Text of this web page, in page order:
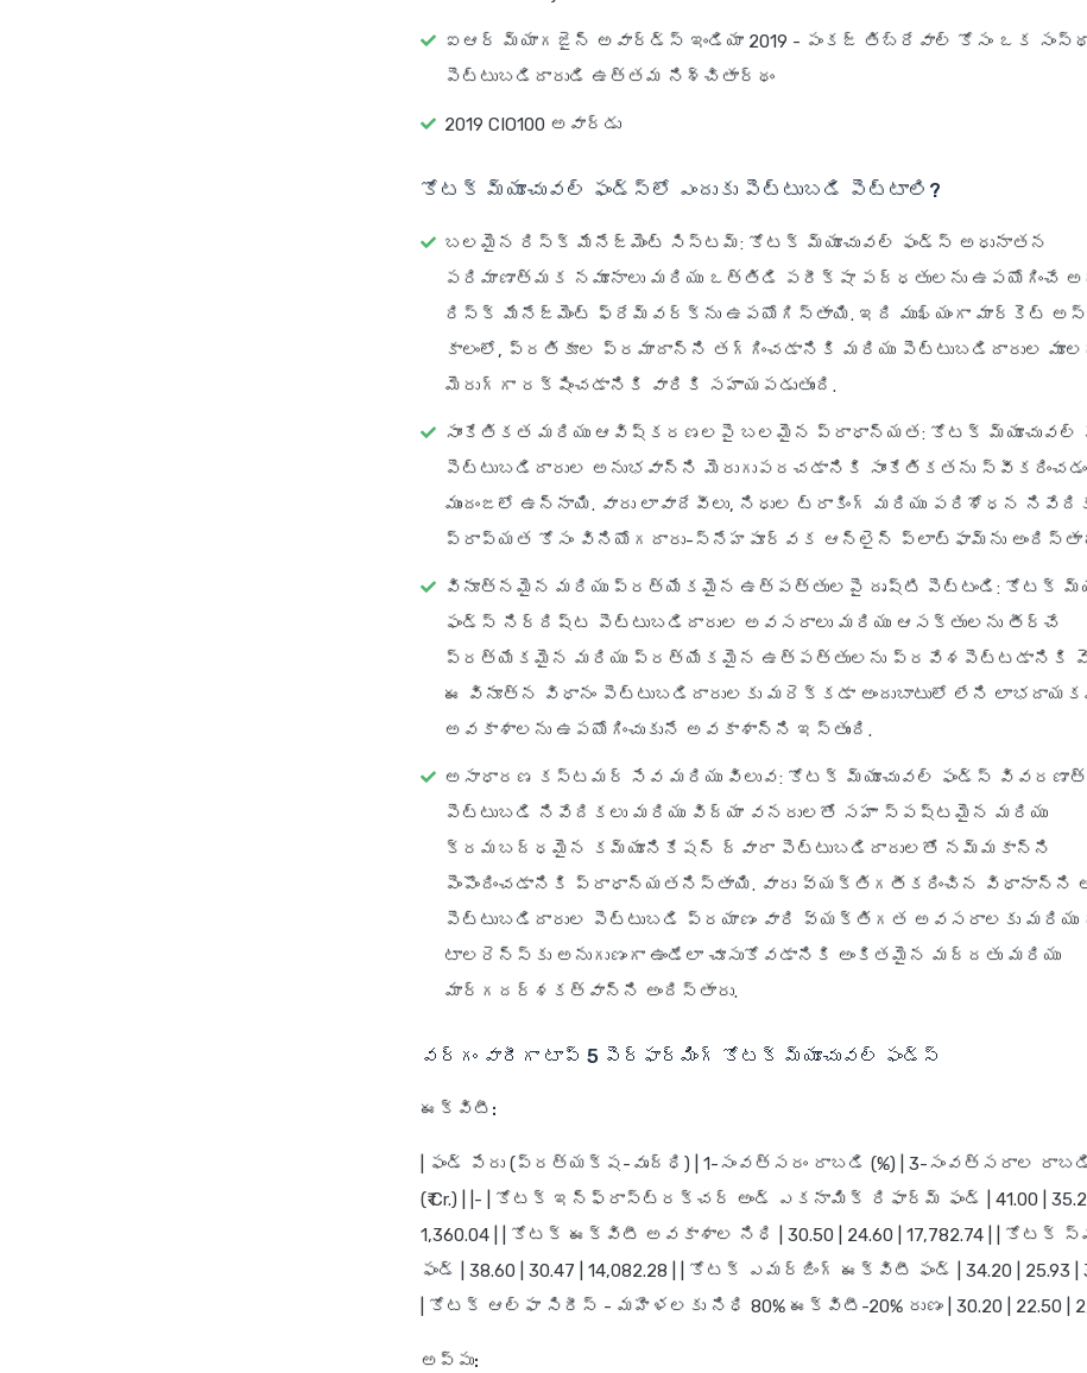
ఐఆర్ మ్యాగజైన్ అవార్డ్స్ ఇండియా 2019 - పంకజ్ తిబ్రేవాల్ కోసం ఒక
పెట్టుబడిదారుడి ఉత్తమ నిశ్చితార్థం
2019 CIO100 అవార్డు
కోటక్ మ్యూచువల్ ఫండ్స్‌లో ఎందుకు పెట్టుబడి పెట్టాలి?
బలమైన రిస్క్ మేనేజ్‌మెంట్ సిస్టమ్: కోటక్ మ్యూచువల్ ఫండ్స్ అధునాతన
పరిమాణాత్మక నమూనాలు మరియు ఒత్తిడి పరీక్షా పద్ధతులను ఉపయోగించే
రిస్క్ మేనేజ్‌మెంట్ ఫ్రేమ్‌వర్క్‌ను ఉపయోగిస్తాయి. ఇది ముఖ్యంగా మార్కెట్
కాలంలో, ప్రతికూల ప్రమాదాన్ని తగ్గించడానికి మరియు పెట్టుబడిదారుల
మెరుగ్గా రక్షించడానికి వారికి సహాయపడుతుంది.
సాంకేతికత మరియు ఆవిష్కరణలపై బలమైన ప్రాధాన్యత: కోటక్ మ్యూచువల్
పెట్టుబడిదారుల అనుభవాన్ని మెరుగుపరచడానికి సాంకేతికతను
ముందంజలో ఉన్నాయి. వారు లావాదేవీలు, నిధుల ట్రాకింగ్ మరియు పరిశోధన
ప్రాప్యత కోసం వినియోగదారు-స్నేహపూర్వక ఆన్‌లైన్ ప్లాట్‌ఫామ్‌ను
వినూత్నమైన మరియు ప్రత్యేకమైన ఉత్పత్తులపై దృష్టి పెట్టండి: కోటక్
ఫండ్స్ నిర్దిష్ట పెట్టుబడిదారుల అవసరాలు మరియు ఆసక్తులను తీర్చే
ప్రత్యేకమైన మరియు ప్రత్యేకమైన ఉత్పత్తులను ప్రవేశపెట్టడానికి
ఈ వినూత్న విధానం పెట్టుబడిదారులకు మరెక్కడా అందుబాటులో లేని
అవకాశాలను ఉపయోగించుకునే అవకాశాన్ని ఇస్తుంది.
అసాధారణ కస్టమర్ సేవ మరియు విలువ: కోటక్ మ్యూచువల్ ఫండ్స్
పెట్టుబడి నివేదికలు మరియు విద్యా వనరులతో సహా స్పష్టమైన మరియు
క్రమబద్ధమైన కమ్యూనికేషన్ ద్వారా పెట్టుబడిదారులతో నమ్మకాన్ని
పెంపొందించడానికి ప్రాధాన్యతనిస్తాయి. వారు వ్యక్తిగతీకరించిన విధానాన్ని
పెట్టుబడిదారుల పెట్టుబడి ప్రయాణం వారి వ్యక్తిగత అవసరాలకు మరియు
టాలరెన్స్‌కు అనుగుణంగా ఉండేలా చూసుకోవడానికి అంకితమైన మద్దతు మరియు
మార్గదర్శకత్వాన్ని అందిస్తారు.
వర్గం వారీగా టాప్ 5 పెర్ఫార్మింగ్ కోటక్ మ్యూచువల్ ఫండ్స్
ఈక్విటీ:
| ఫండ్ పేరు (ప్రత్యక్ష-వృద్ధి) | 1-సంవత్సరం రాబడి (%) | 3-సంవత్సరాల రాబడి
(₹ Cr.) | |- | కోటక్ ఇన్ఫ్రాస్ట్రక్చర్ అండ్ ఎకనామిక్ రిఫార్మ్ ఫండ్ | 41.00 |
1,360.04 | | కోటక్ ఈక్విటీ అవకాశాల నిధి | 30.50 | 24.60 | 17,782.74 | |
ఫండ్ | 38.60 | 30.47 | 14,082.28 | | కోటక్ ఎమర్జింగ్ ఈక్విటీ ఫండ్ | 34.20 | 25.93 |
| కోటక్ ఆల్ఫా సిరీస్ - మహిళలకు నిధి 80% ఈక్విటీ-20% రుణం | 30.20 | 22.50 |
అప్పు: